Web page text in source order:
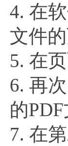
4. 在
文件
5. 在
6. 再
的PDF
7. 在